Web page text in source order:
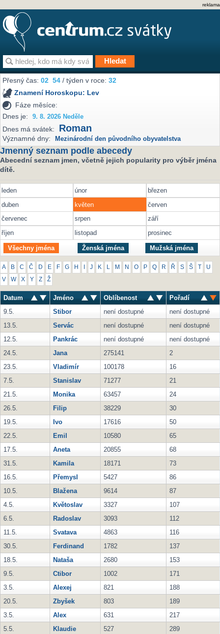
reklama
Přesný čas:02 54 / týden v roce:32
Znamení Horoskopu: Lev
Fáze měsíce:
Dnes je:
9. 8. 2026 Neděle
Dnes má svátek: Roman
Významné dny: Mezinárodní den původního obyvatelstva
Jmenný seznam podle abecedy
Abecední seznam jmen, včetně jejich popularity pro výběr jména
dítě.
leden únor
březen
duben
květen
červen
červenec
srpen
září
říjen
listopad prosinec
Všechny jména Ženská jména Mužská jména
A B C Č D E F G H J K M N O P Q R Ř S Š U
V W X Y Z Ž
Datum Jméno Oblíbenost
Pořadí
9.5.
Stibor není dostupné
není dostupné
13.5.
Servác není dostupné
není dostupné
12.5.
Pankrác není dostupné
není dostupné
24.5.
Jana 275141
2
23.5.
Vladimír 100178
16
7.5.
Stanislav 71277
21
21.5.
Monika 63457
24
26.5.
Filip 38229
30
19.5.
Ivo 17616
50
22.5.
Emil 10580
65
17.5.
Aneta 20855
68
31.5.
Kamila 18171
73
16.5.
Přemysl 5427
86
10.5.
Blažena 9614
87
4.5.
Květoslav 3327
107
6.5.
Radoslav 3093
112
11.5.
Svatava 4863
116
30.5.
Ferdinand 1782
137
18.5.
Nataša 2680
153
9.5.
Ctibor 1002
171
3.5.
Alexej 821
188
20.5.
Zbyšek 803
189
3.5.
Alex 631
217
5.5.
Klaudie 527
289